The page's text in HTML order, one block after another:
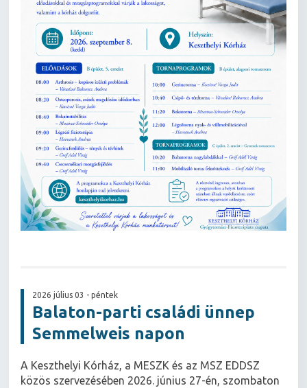
2026 július 03 - péntek
Balaton-parti családi ünnep
Semmelweis napon
A Keszthelyi Kórház, a MESZK és az MSZ EDDSZ
közös szervezésében 2026. június 27-én, szombaton